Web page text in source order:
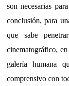
son necesarias
conclusión, para
que sabe
cinematográfico,
galería humana
comprensivo con